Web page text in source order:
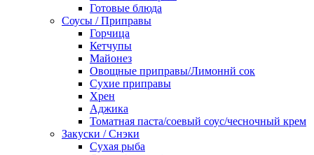
Готовые блюда
Соусы / Приправы
Горчица
Кетчупы
Майонез
Овощные приправы/Лимоннй сок
Сухие приправы
Хрен
Аджика
Томатная паста/соевый соус/чесночный крем
Закуски / Снэки
Сухая рыба